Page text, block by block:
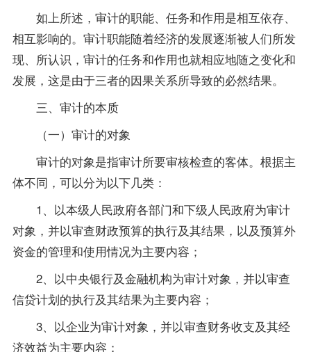
如上所述，审计的职能、任务和作用是相互依存、
相互影响的。审计职能随着经济的发展逐渐被人们所发
现、所认识，审计的任务和作用也就相应地随之变化和
发展，这是由于三者的因果关系所导致的必然结果。
三、审计的本质
（一）审计的对象
审计的对象是指审计所要审核检查的客体。根据主
体不同，可以分为以下几类：
1、以本级人民政府各部门和下级人民政府为审计
对象，并以审查财政预算的执行及其结果，以及预算外
资金的管理和使用情况为主要内容；
2、以中央银行及金融机构为审计对象，并以审查
信贷计划的执行及其结果为主要内容；
3、以企业为审计对象，并以审查财务收支及其经
济效益为主要内容；